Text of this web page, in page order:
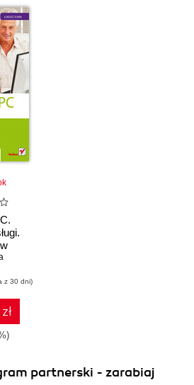
z 30 dni)
partnerski - zarabiaj